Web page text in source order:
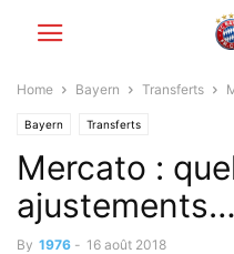
Home Bayern Transferts
Bayern Transferts
Mercato :
ajustements…
By 1976 - 16 août 2018